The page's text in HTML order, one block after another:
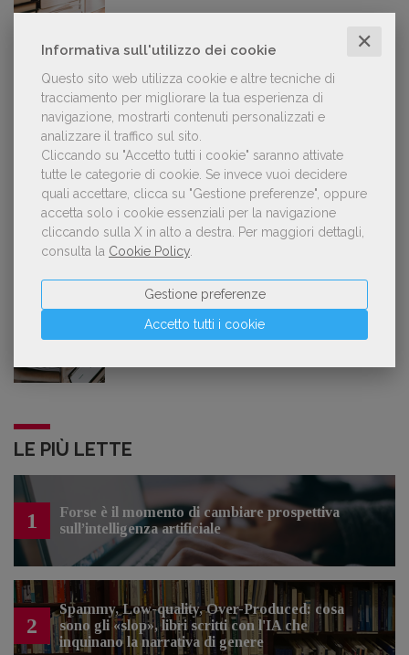
Informativa sull'utilizzo dei cookie ✕
Questo sito web utilizza cookie e altre tecniche di
tracciamento per migliorare la tua esperienza di
navigazione, mostrarti contenuti personalizzati e
analizzare il traffico sul sito.
Cliccando su "Accetto tutti i cookie" saranno attivate
tutte le categorie di cookie. Se invece vuoi decidere
quali accettare, clicca su "Gestione preferenze", oppure
accetta solo i cookie essenziali per la navigazione
cliccando sulla X in alto a destra. Per maggiori dettagli,
consulta la Cookie Policy
Accetto tutti i cookie
Gestione preferenze
GDL TV
Lorenzo Armando (gruppo Piccoli editori
AIE): «Lavoriamo per tutelare chi, anche
su piccola scala, opera con un vero
approccio d'impresa»
OFFERTE DI LAVORO
Lavoro: 7 posizioni aperte e 9 stage in
editoria
LE PIÙ LETTE
1
Forse è il momento di cambiare prospettiva
sull’intelligenza artificiale
2
Spammy, Low-quality, Over-Produced: cosa
sono gli «slop», libri scritti con l'IA che
inquinano la narrativa di genere